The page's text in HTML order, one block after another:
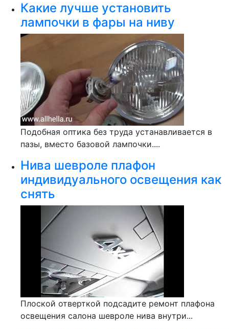
Какие лучше установить
лампочки в фары на ниву
Подобная оптика без труда устанавливается в
пазы, вместо базовой лампочки....
Нива шевроле плафон
индивидуального освещения как
снять
Плоской отверткой подсадите ремонт плафона
освещения салона шевроле нива внутри...